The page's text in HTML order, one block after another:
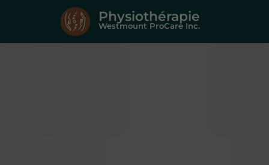
Physiothérapie
Westmount ProCare Inc.